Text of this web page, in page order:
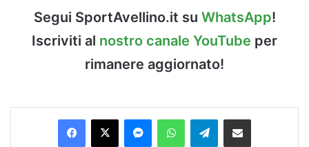
Segui SportAvellino.it su WhatsApp!
Iscriviti al nostro canale YouTube per
rimanere aggiornato!
Facebook
X MessengerWhatsAppTelegramCondividi via Email